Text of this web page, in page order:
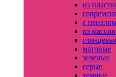
из
с пеналом
из
матовые
зеленые
серые
темные